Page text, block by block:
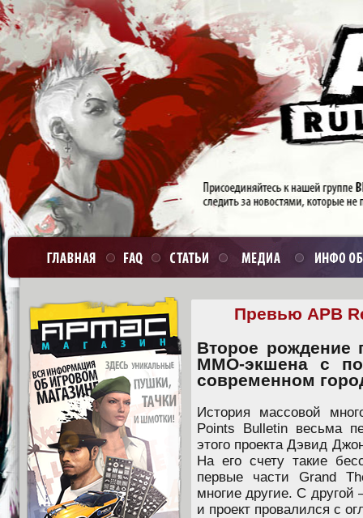
Превью APB
Второе рождение
MMO-экшена с
современном
История массовой
Points Bulletin весьма
этого проекта Дэвид
На его счету такие
первые части Grand
многие другие. С
и проект провалился с